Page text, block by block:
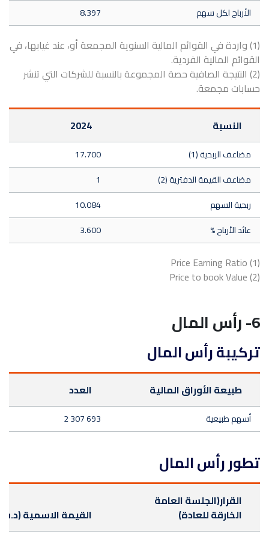
الأرباح لكل سهم
8.397
(1) واردة في القوائم المالية السنوية المجمعة أو، عند غيابها، في
القوائم المالية الفردية.
(2) النتيجة الصافية حصة المجموعة بالنسبة للشركات التي تنشر
حسابات مجمعة.
النسبة 2024
مضاعف الربحية (1)
17.700
مضاعف القيمة الدفترية (2)
1
ربحية السهم
10.084
عائد الأرباح %
3.600
(1) Price Earning Ratio
(2) Price to book Value
6- رأس المال
تركيبة رأس المال
طبيعة الأوراق المالية العدد
أسهم طبيعية 2 307 693
تطور رأس المال
القرار(الجلسة العامة
الخارقة للعادة)
القيمة الاسمية (د.ت)